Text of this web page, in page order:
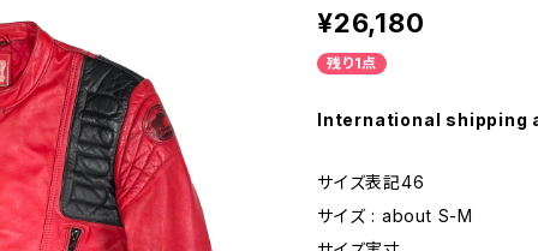
¥26,180
残り1点
International shipping
サイズ表記46
サイズ : about S-M